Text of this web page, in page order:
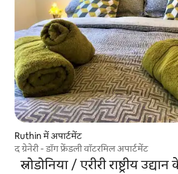
Ruthin में अपार्टमेंट
द ग्रेनेरी - डॉग फ्रेंडली वॉटरमिल अपार्टमेंट
स्नोडोनिया / एरीरी राष्ट्रीय